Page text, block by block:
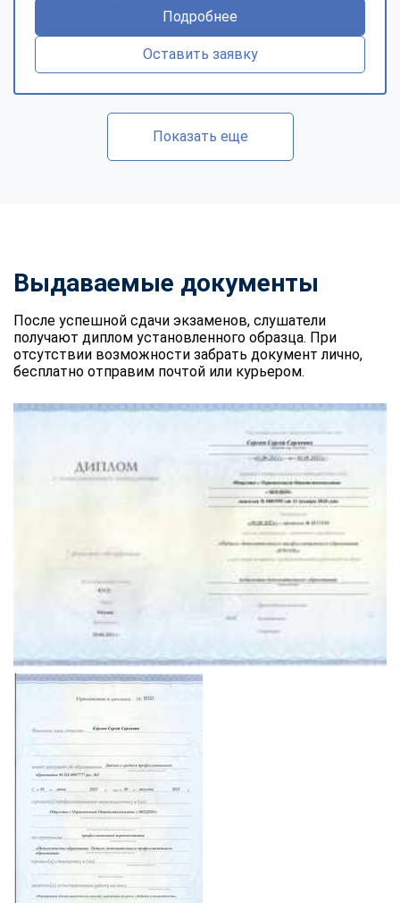
Подробнее
Оставить заявку
Показать еще
Выдаваемые документы
После успешной сдачи экзаменов, слушатели
получают диплом установленного образца. При
отсутствии возможности забрать документ лично,
бесплатно отправим почтой или курьером.